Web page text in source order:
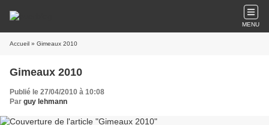
MENU
Accueil » Gimeaux 2010
Gimeaux 2010
Publié le 27/04/2010 à 10:08
Par guy lehmann